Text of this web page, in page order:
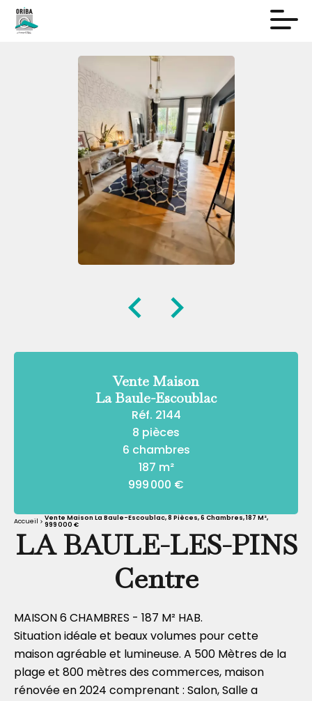
Vente Maison
La Baule-Escoublac
Réf. 2144
8 pièces
6 chambres
187 m²
999 000 €
Accueil
Vente Maison La Baule-Escoublac, 8 Pièces, 6 Chambres, 187 M²,
999 000 €
LA BAULE-LES-PINS
Centre
MAISON 6 CHAMBRES - 187 M² HAB.
Situation idéale et beaux volumes pour cette
maison agréable et lumineuse. A 500 Mètres de la
plage et 800 mètres des commerces, maison
rénovée en 2024 comprenant : Salon, Salle a